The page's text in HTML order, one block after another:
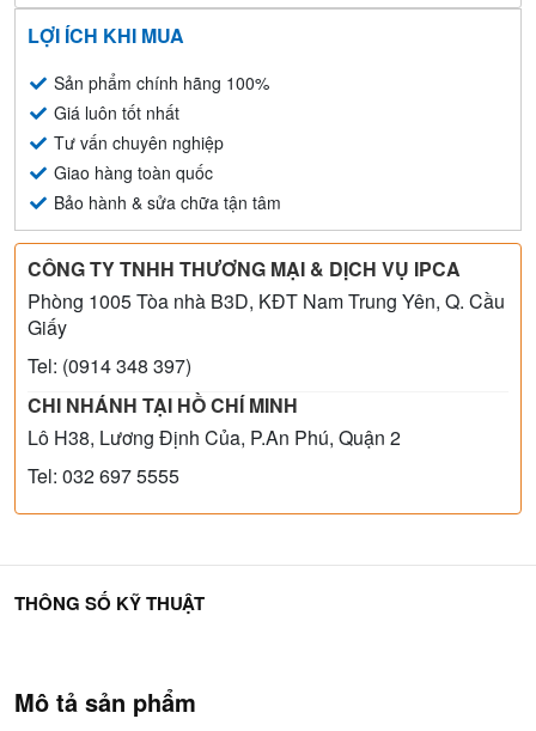
LỢI ÍCH KHI MUA
Sản phẩm chính hãng 100%
Giá luôn tốt nhất
Tư vấn chuyên nghiệp
Giao hàng toàn quốc
Bảo hành & sửa chữa tận tâm
CÔNG TY TNHH THƯƠNG MẠI & DỊCH VỤ IPCA
Phòng 1005 Tòa nhà B3D, KĐT Nam Trung Yên, Q. Cầu
Giấy
Tel: (0914 348 397)
CHI NHÁNH TẠI HỒ CHÍ MINH
Lô H38, Lương Định Của, P.An Phú, Quận 2
Tel: 032 697 5555
Mô tả sản phẩm
THÔNG SỐ KỸ THUẬT